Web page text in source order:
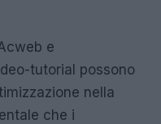
e
tutorial possono
nella
che i